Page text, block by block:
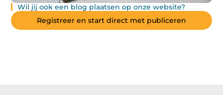
Wil jij ook een blog plaatsen op onze website?
Registreer en start direct met publiceren